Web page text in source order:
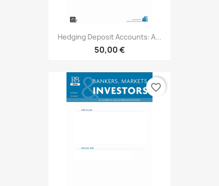
Hedging Deposit Accounts: A...
50,00 €
favorite_border